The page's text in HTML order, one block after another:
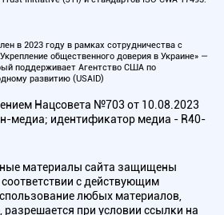
в 2023 году в рамках сотрудничества с
общественного доверия в Украине» —
поддерживает Агентство США по
развитию (USAID)
Нацсовета №703 от 10.08.2023
медиа; идентификатор медиа - R40-
материалы сайта защищены
с действующим
любых материалов,
при условии ссылки на